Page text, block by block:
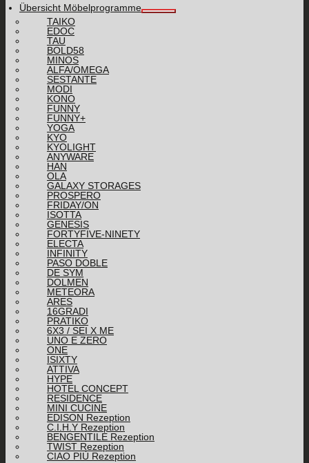
Übersicht Möbelprogramme
TAIKO
EDOC
TAU
BOLD58
MINOS
ALFA/OMEGA
SESTANTE
MODI
KONO
FUNNY
FUNNY+
YOGA
KYO
KYOLIGHT
ANYWARE
HAN
OLA
GALAXY STORAGES
PROSPERO
FRIDAY/ON
ISOTTA
GENESIS
FORTYFIVE-NINETY
ELECTA
INFINITY
PASO DOBLE
DE SYM
DOLMEN
METEORA
ARES
16GRADI
PRATIKO
6X3 / SEI X ME
UNO E ZERO
ONE
ISIXTY
ATTIVA
HYPE
HOTEL CONCEPT
RESIDENCE
MINI CUCINE
EDISON Rezeption
C.I.H.Y Rezeption
BENGENTILE Rezeption
TWIST Rezeption
CIAO PIÙ Rezeption